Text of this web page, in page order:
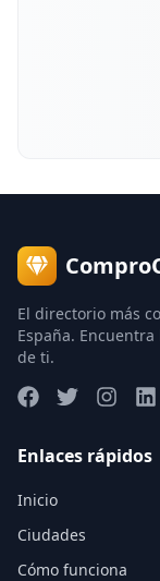
El directorio más
España.
de ti.
Enlaces rápidos
Inicio
Ciudades
Cómo funciona